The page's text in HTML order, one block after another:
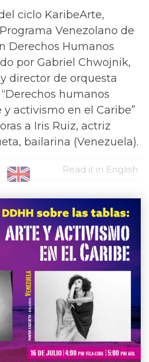
ciclo KaribeArte,
Venezolano de
Derechos Humanos
por Gabriel Chwojnik,
director de orquesta
humanos
activismo en el Caribe”
a Iris Ruiz, actriz
bailarina (Venezuela).
Read it in English